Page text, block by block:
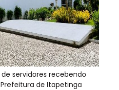
servidores recebendo
Prefeitura de Itapetinga